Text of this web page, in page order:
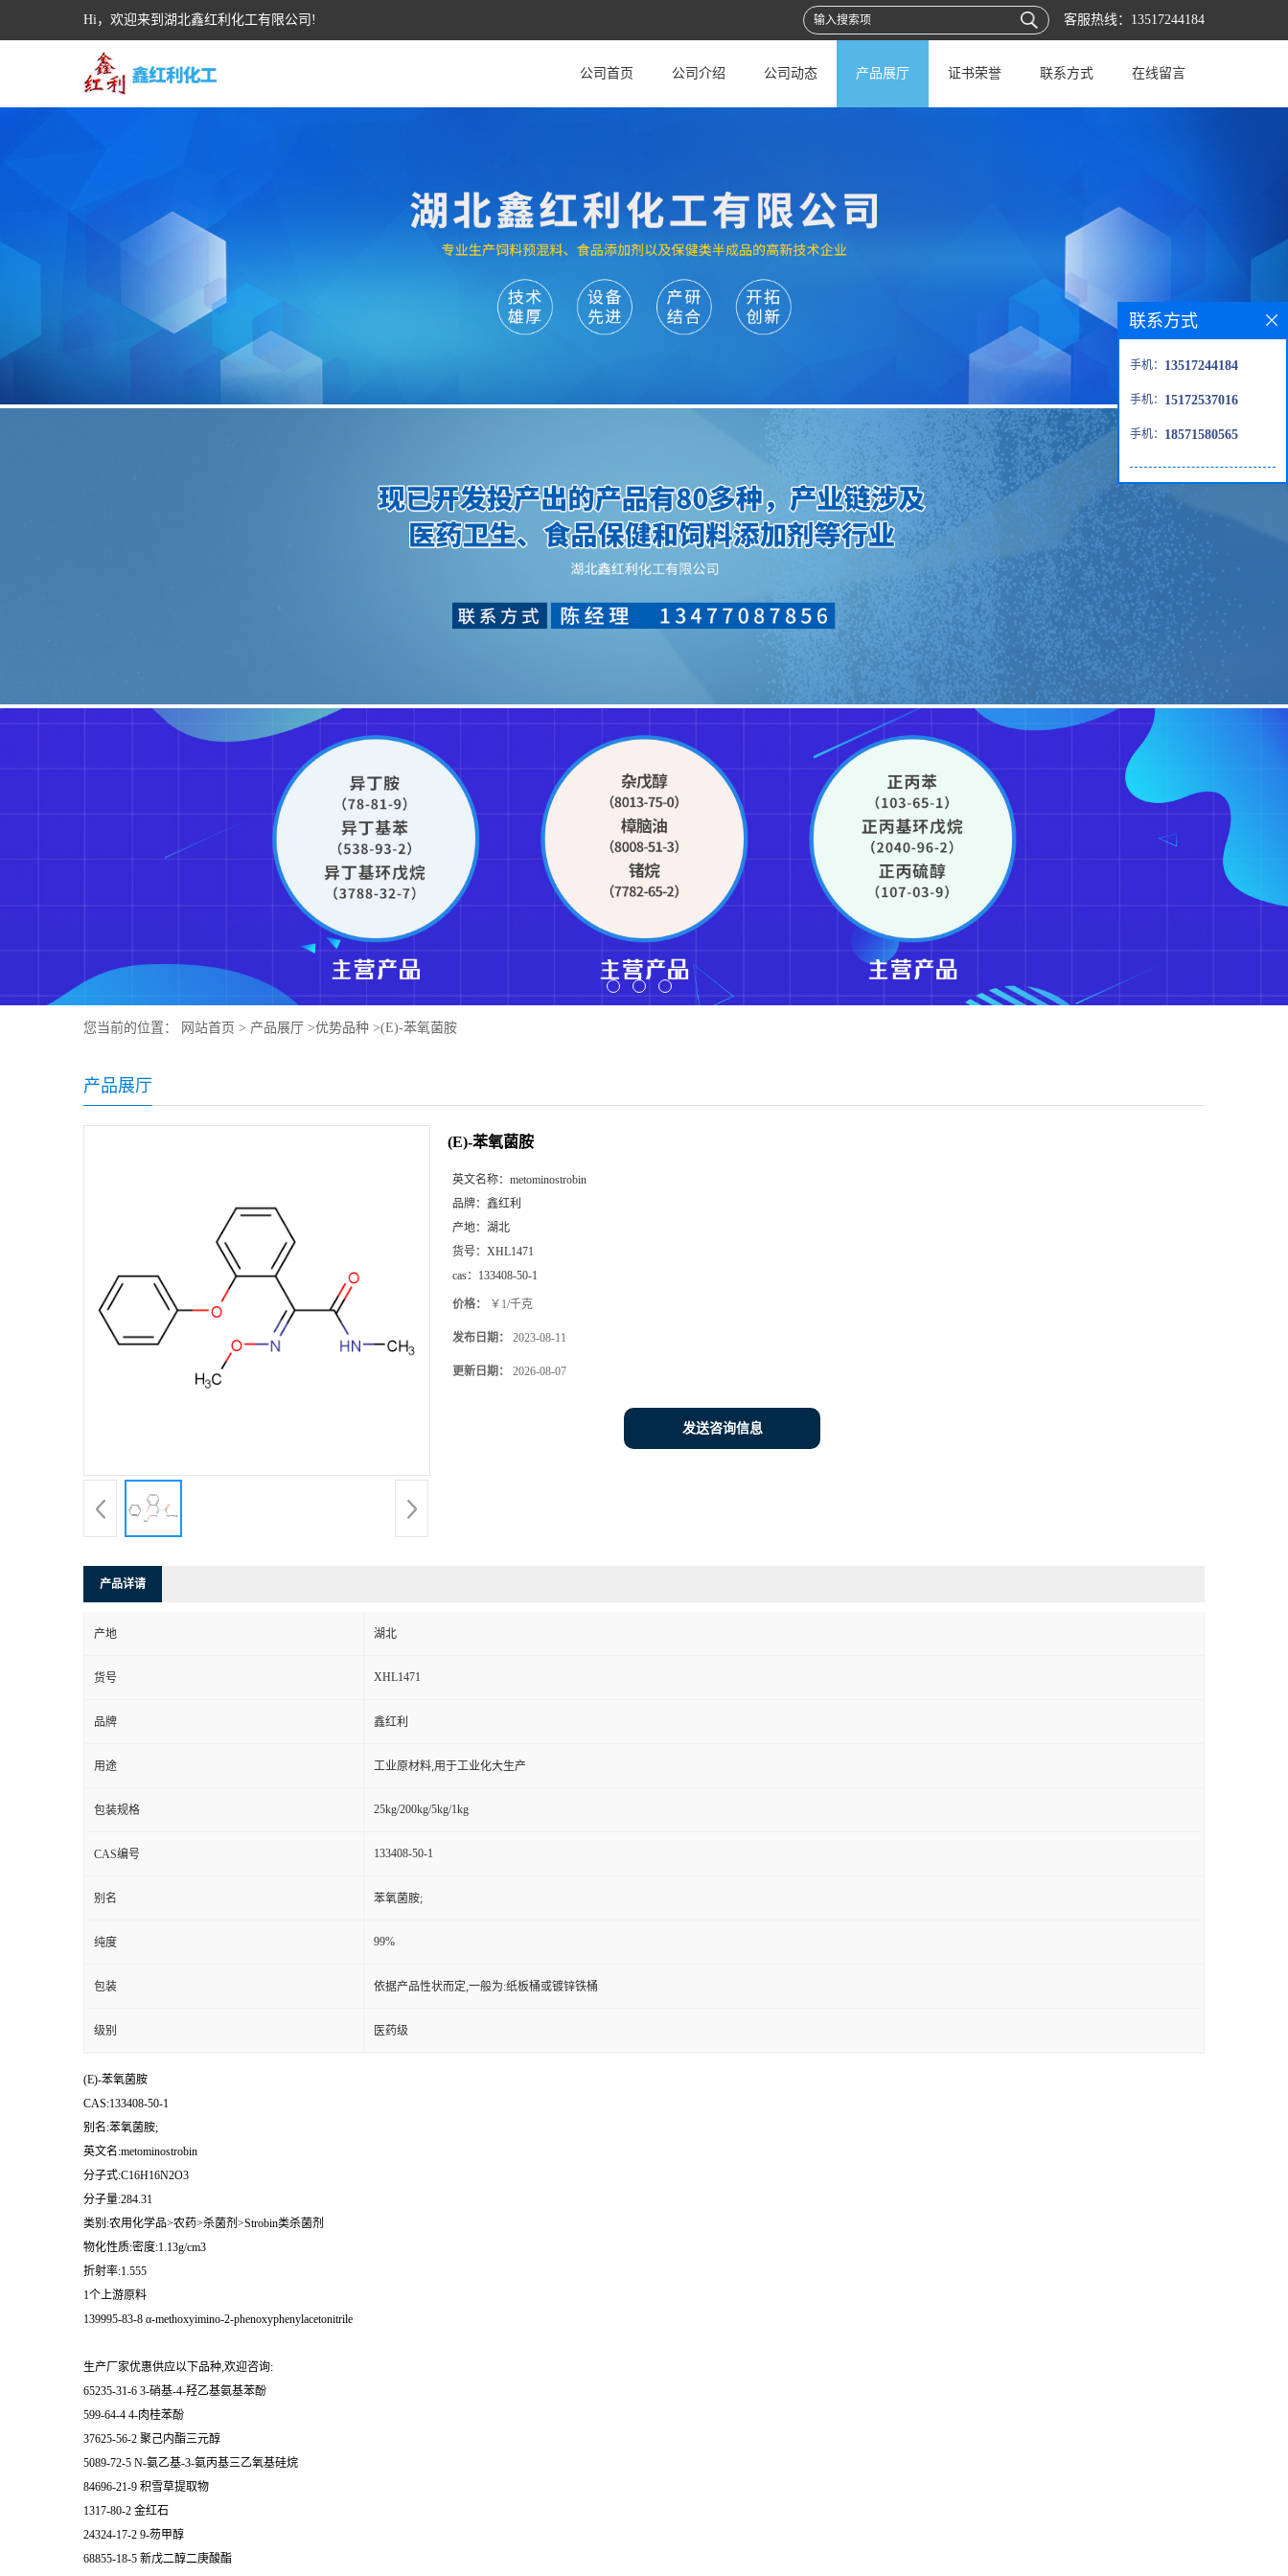
Hi，欢迎来到湖北鑫红利化工有限公司! 客服热线： 13517244184
公司首页 公司介绍 公司动态 产品展厅 证书荣誉 联系方式 在线留言
您当前的位置： 网站首页 > 产品展厅 >优势品种 >(E)-苯氧菌胺
产品展厅
(E)-苯氧菌胺
英文名称： metominostrobin
品牌： 鑫红利
产地： 湖北
货号： XHL1471
cas： 133408-50-1
价格： ￥1/千克
发布日期： 2023-08-11
更新日期： 2026-08-07
发送咨询信息
产品详请
产地 湖北
货号 XHL1471
品牌 鑫红利
用途 工业原材料,用于工业化大生产
包装规格 25kg/200kg/5kg/1kg
CAS编号 133408-50-1
别名 苯氧菌胺;
纯度 99%
包装 依据产品性状而定,一般为:纸板桶或镀锌铁桶
级别 医药级
(E)-苯氧菌胺
CAS:133408-50-1
别名:苯氧菌胺;
英文名:metominostrobin
分子式:C16H16N2O3
分子量:284.31
类别:农用化学品>农药>杀菌剂>Strobin类杀菌剂
物化性质:密度:1.13g/cm3
折射率:1.555
1个上游原料
139995-83-8 α-methoxyimino-2-phenoxyphenylacetonitrile
生产厂家优惠供应以下品种,欢迎咨询:
65235-31-6 3-硝基-4-羟乙基氨基苯酚
599-64-4 4-肉桂苯酚
37625-56-2 聚己内酯三元醇
5089-72-5 N-氨乙基-3-氨丙基三乙氧基硅烷
84696-21-9 积雪草提取物
1317-80-2 金红石
24324-17-2 9-芴甲醇
68855-18-5 新戊二醇二庚酸酯
联系方式
手机： 13517244184
手机： 15172537016
手机： 18571580565